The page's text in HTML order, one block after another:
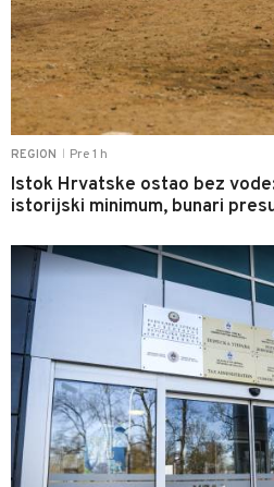
REGION Pre 1 h
Istok Hrvatske ostao bez
istorijski minimum, bunari